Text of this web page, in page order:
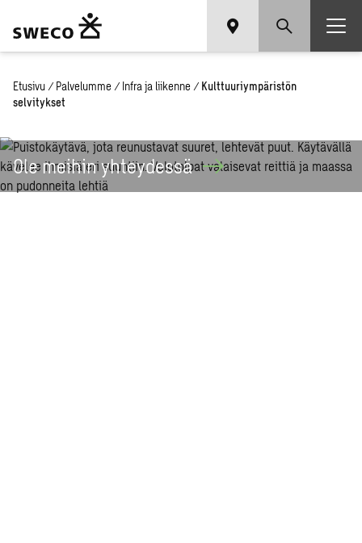
Etusivu / Palvelumme / Infra ja liikenne / Kulttuuriympäristön
selvitykset
Ole meihinyhteydessä